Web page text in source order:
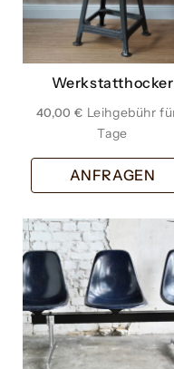
Werkstatthocker
40,00€
ANFRAGEN